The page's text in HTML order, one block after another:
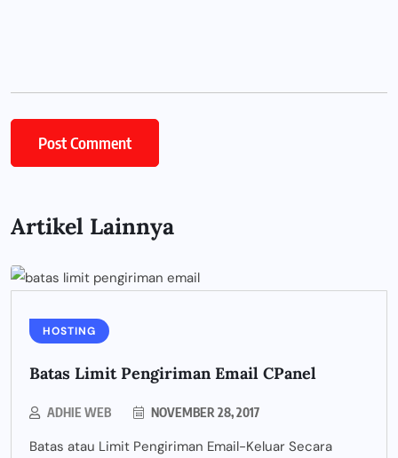
Artikel Lainnya
HOSTING
Batas Limit Pengiriman Email CPanel
ADHIE WEB NOVEMBER 28, 2017
Batas atau Limit Pengiriman Email-Keluar Secara